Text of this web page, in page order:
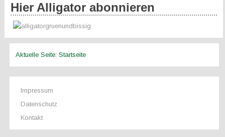
Hier Alligator abonnieren
Aktuelle Seite:Startseite
Impressum
Datenschutz
Kontakt